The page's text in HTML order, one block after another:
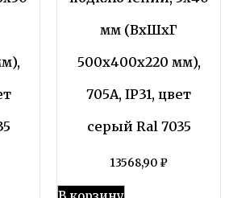
мм (ВхШхГ
500х400х220 мм),
705А, IP31, цвет
серый Ral 7035
13568,90 ₽